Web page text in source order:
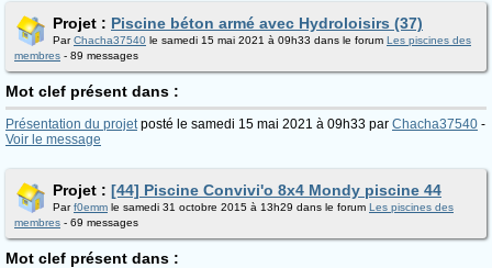
Projet : Piscine béton armé avec Hydroloisirs (37)
ParChacha37540 le samedi 15 mai 2021 à 09h33 dans le forum Les piscines des
membres - 89 messages
Mot clef présent dans :
Présentation du projetposté le samedi 15 mai 2021 à 09h33 par Chacha37540 -
Voir le message
Projet : [44] Piscine Convivi'o 8x4 Mondy piscine 44
Parf0emm le samedi 31 octobre 2015 à 13h29 dans le forum Les piscines des
membres - 69 messages
Mot clef présent dans :